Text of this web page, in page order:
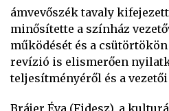
ámvevőszék tavaly
minősítette a színház
működését és a
revízió is elismerően
teljesítményéről és a
Brájer Éva (Fidesz), a